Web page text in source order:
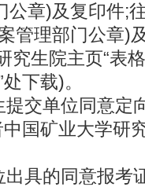
公章)及复印件;
管理部门公章)
究生院主页“表
下载)。
交单位同意定
国矿业大学研
具的同意报考